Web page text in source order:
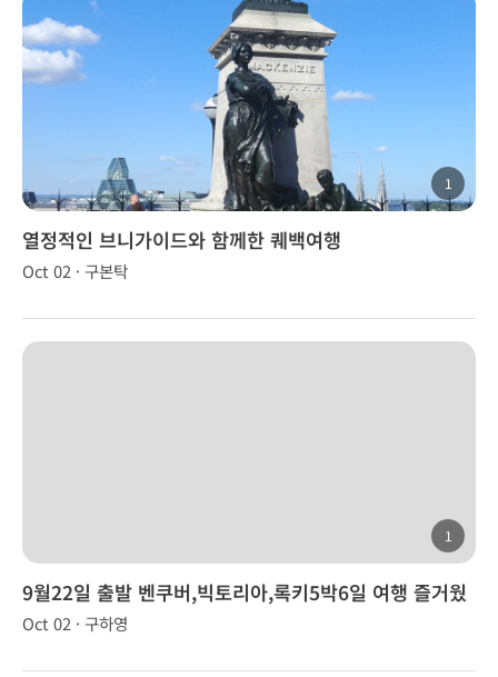
1
열정적인 브니가이드와 함께한 퀘백여행
Oct 02 · 구본탁
1
9월22일 출발 벤쿠버,빅토리아,록키5박6일 여행 즐거웠
습니다!
Oct 02 · 구하영